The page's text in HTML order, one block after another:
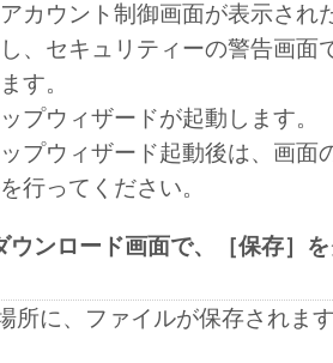
disassemble, decompile or
SOFTWARE and you shall not
NOTICE
modify, remove or delete any
カウント制御画面が表示され
、セキュリティーの警告画面
す。
プウィザードが起動します。
プウィザード起動後は、画面
行ってください。
ウンロード画面で、［保存］
所に、ファイルが保存されま